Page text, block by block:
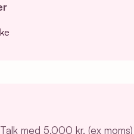
med 5.000 kr. (ex